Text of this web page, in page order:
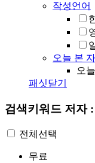
작성언어
오늘 본
오
패싯닫기
검색키워드 저자
전체선택
무료